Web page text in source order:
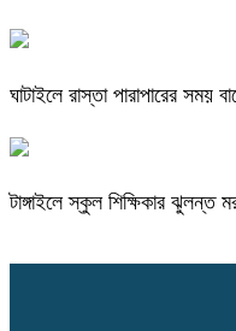
ঘাটাইলে রাস্তা পারাপারের সময়
টাঙ্গাইলে স্কুল শিক্ষিকার ঝুলন্ত